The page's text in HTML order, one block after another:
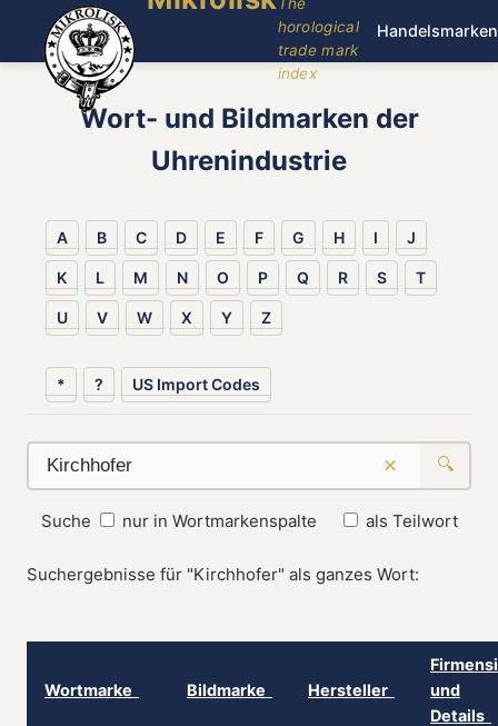
horological
trade mark
index
Handelsmarken
Wort- und Bildmarken der
Uhrenindustrie
A B C D E F G H I J
K L M N O P Q R S T
U V W X Y Z
* ? US Import Codes
× 🔍
Suche nur in Wortmarkenspalte als Teilwort
Suchergebnisse für "Kirchhofer" als ganzes Wort:
Wortmarke Bildmarke Hersteller
und
Details